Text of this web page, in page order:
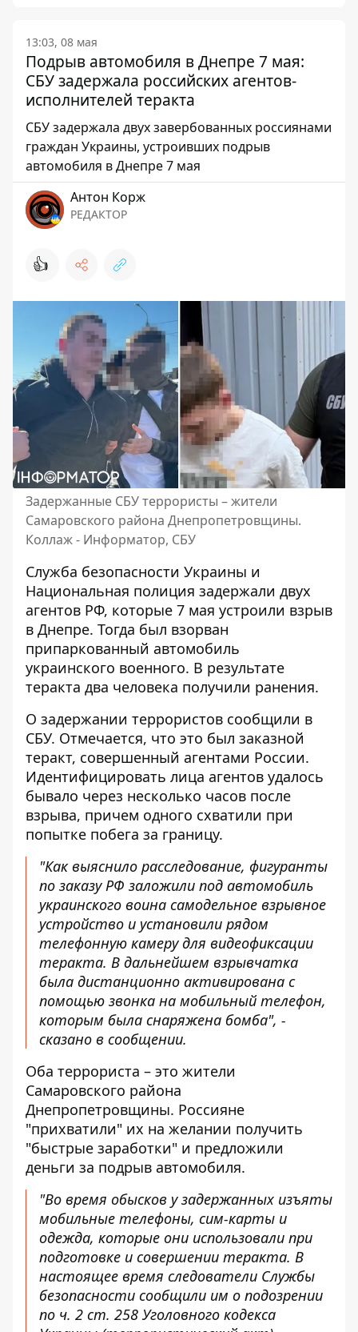
13:03, 08 мая
Подрыв автомобиля в Днепре 7 мая:
СБУ задержала российских агентов-
исполнителей теракта
СБУ задержала двух завербованных россиянами
граждан Украины, устроивших подрыв
автомобиля в Днепре 7 мая
Антон Корж
РЕДАКТОР
👍
Задержанные СБУ террористы – жители
Самаровского района Днепропетровщины.
Коллаж - Информатор, СБУ
Служба безопасности Украины и
Национальная полиция задержали двух
агентов РФ, которые 7 мая устроили взрыв
в Днепре. Тогда был взорван
припаркованный автомобиль
украинского военного. В результате
теракта два человека получили ранения.
О задержании террористов сообщили в
СБУ. Отмечается, что это был заказной
теракт, совершенный агентами России.
Идентифицировать лица агентов удалось
бывало через несколько часов после
взрыва, причем одного схватили при
попытке побега за границу.
"Как выяснило расследование, фигуранты
по заказу РФ заложили под автомобиль
украинского воина самодельное взрывное
устройство и установили рядом
телефонную камеру для видеофиксации
теракта. В дальнейшем взрывчатка
была дистанционно активирована с
помощью звонка на мобильный телефон,
которым была снаряжена бомба", -
сказано в сообщении.
Оба террориста – это жители
Самаровского района
Днепропетровщины. Россияне
"прихватили" их на желании получить
"быстрые заработки" и предложили
деньги за подрыв автомобиля.
"Во время обысков у задержанных изъяты
мобильные телефоны, сим-карты и
одежда, которые они использовали при
подготовке и совершении теракта. В
настоящее время следователи Службы
безопасности сообщили им о подозрении
по ч. 2 ст. 258 Уголовного кодекса